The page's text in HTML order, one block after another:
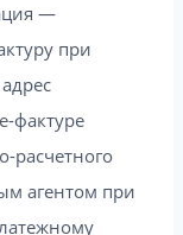
—
при
фактуре
расчетного
агентом при